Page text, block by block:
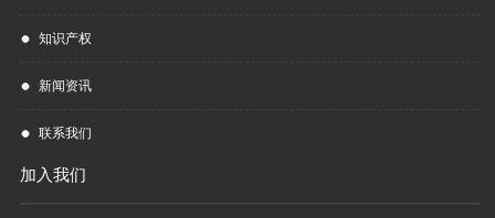
知识产权
新闻资讯
联系我们
加入我们